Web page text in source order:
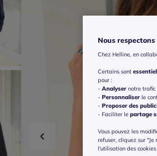
Nous
Chez Helline, en
Certains sont
pour :
- Analyser notre trafic
- Personnaliser le
- Proposer des
- Faciliter le partage
Vous pouvez les
refuser, cliquez sur "Je
l'utilisation des